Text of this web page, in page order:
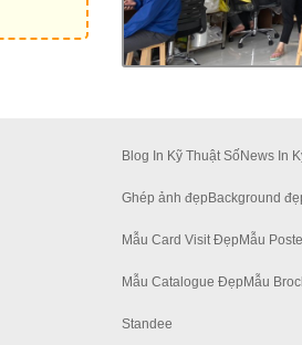
Blog In Kỹ Thuật SốNews In
Ghép ảnh đẹpBackground
Mẫu Card Visit ĐẹpMẫu
Mẫu Catalogue ĐẹpMẫu
Standee